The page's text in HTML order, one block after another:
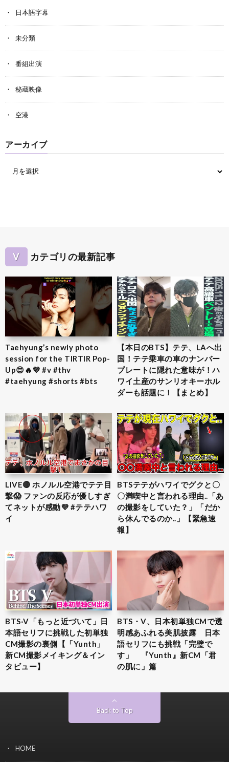
日本語字幕
未分類
番組出演
秘蔵映像
空港
アーカイブ
V カテゴリの最新記事
Taehyung’s newly photo
session for the TIRTIR Pop-
Up😍🔥💜 #v #thv
#taehyung #shorts #bts
【本日のBTS】テテ、LAへ出
国！テテ乗車の車のナンバー
プレートに隠れた意味が！ハ
ワイ土産のサンリオキーホル
ダーも話題に！【まとめ】
LIVE🔴 ホノルル空港でテテ目
撃😱 ファンの反応が優しすぎ
てネットが感動💜 #テテハワ
イ
BTSテテがハワイでグクと〇
〇満喫中と言われる理由..「あ
の撮影をしていた？」「だか
ら休んでるのか..」【緊急速
報】
BTS‧V「もっと近づいて」日
本語セリフに挑戦した初単独
CM撮影の裏側【「Yunth」
新CM撮影メイキング＆イン
タビュー】
BTS・V、日本初単独CMで透
明感あふれる美肌披露 日本
語セリフにも挑戦「完璧で
す」 『Yunth』新CM「君
の肌に」篇
Back to Top
HOME